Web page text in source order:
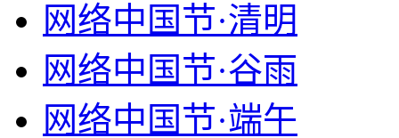
网络中国节·清明
网络中国节·谷雨
网络中国节·端午